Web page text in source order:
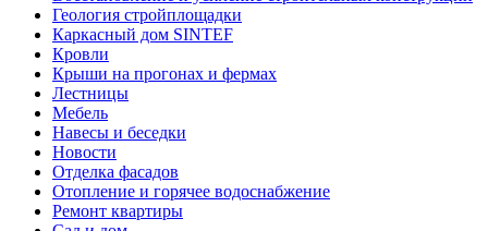
Геология стройплощадки
Каркасный дом SINTEF
Кровли
Крыши на прогонах и фермах
Лестницы
Мебель
Навесы и беседки
Новости
Отделка фасадов
Отопление и горячее водоснабжение
Ремонт квартиры